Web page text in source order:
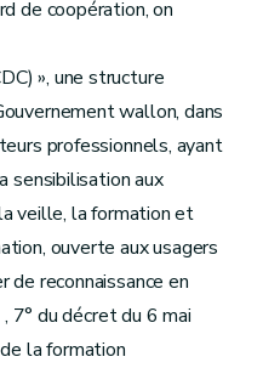
de coopération, on
», une structure
wallon, dans
professionnels, ayant
sensibilisation aux
veille, la formation et
ouverte aux usagers
reconnaissance en
, 7° du décret du 6 mai
la formation